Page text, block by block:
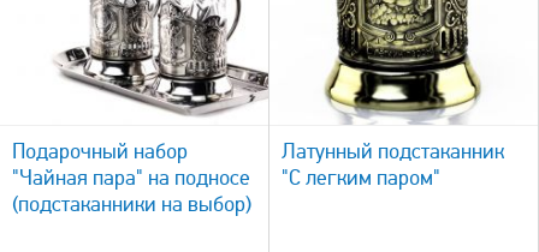
Подарочный набор
"Чайная пара" на подносе
(подстаканники на выбор)
быстрый просмотр
Латунный подстаканник
"С легким паром"